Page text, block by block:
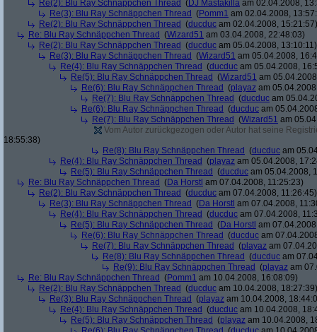
Re(2): Blu Ray Schnäppchen Thread (DJ Mastakilla am 02.04.2008,
Re(3): Blu Ray Schnäppchen Thread (Pomm1 am 02.04.2008,
Re(2): Blu Ray Schnäppchen Thread (ducduc am 02.04.2008, 15:21:57)
Re: Blu Ray Schnäppchen Thread (Wizard51 am 03.04.2008, 22:48:03)
Re(2): Blu Ray Schnäppchen Thread (ducduc am 05.04.2008, 13:10:11)
Re(3): Blu Ray Schnäppchen Thread (Wizard51 am 05.04.2008,
Re(4): Blu Ray Schnäppchen Thread (ducduc am 05.04.2008,
Re(5): Blu Ray Schnäppchen Thread (Wizard51 am
Re(6): Blu Ray Schnäppchen Thread (playaz am
Re(7): Blu Ray Schnäppchen Thread (ducduc am
Re(6): Blu Ray Schnäppchen Thread (ducduc am
Re(7): Blu Ray Schnäppchen Thread (Wizard51 am
Vom Autor zurückgezogen oder Autor hat seine
18:55:38)
Re(8): Blu Ray Schnäppchen Thread (ducduc am
Re(4): Blu Ray Schnäppchen Thread (playaz am 05.04.2008,
Re(5): Blu Ray Schnäppchen Thread (ducduc am 05.04.2008,
Re: Blu Ray Schnäppchen Thread (Da Horstl am 07.04.2008, 11:25:23)
Re(2): Blu Ray Schnäppchen Thread (ducduc am 07.04.2008, 11:26:45)
Re(3): Blu Ray Schnäppchen Thread (Da Horstl am 07.04.2008,
Re(4): Blu Ray Schnäppchen Thread (ducduc am 07.04.2008,
Re(5): Blu Ray Schnäppchen Thread (Da Horstl am
Re(6): Blu Ray Schnäppchen Thread (ducduc am
Re(7): Blu Ray Schnäppchen Thread (playaz am
Re(8): Blu Ray Schnäppchen Thread (ducduc am
Re(9): Blu Ray Schnäppchen Thread (playaz am
Re: Blu Ray Schnäppchen Thread (Pomm1 am 10.04.2008, 16:08:09)
Re(2): Blu Ray Schnäppchen Thread (ducduc am 10.04.2008, 18:27:39)
Re(3): Blu Ray Schnäppchen Thread (playaz am 10.04.2008,
Re(4): Blu Ray Schnäppchen Thread (ducduc am 10.04.2008,
Re(5): Blu Ray Schnäppchen Thread (playaz am 10.04.2008,